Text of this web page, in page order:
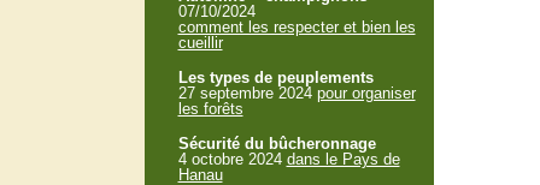
07/10/2024
comment les respecter et bien les
cueillir
Les types de peuplements
27 septembre 2024 pour organiser
les forêts
Sécurité du bûcheronnage
4 octobre 2024 dans le Pays de
Hanau